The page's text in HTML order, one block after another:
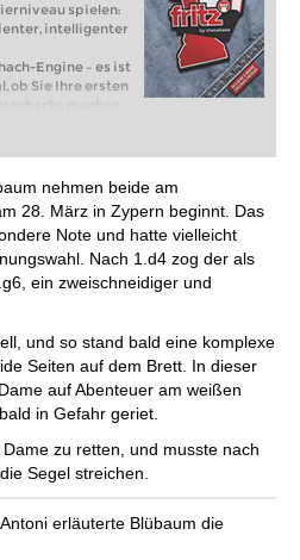
spielen:
intelligenter
Engine – es ist
ob Sie Ihre ersten
machen
spielen: Mit
intelligenter und
nehmen beide am
28. März in Zypern beginnt. Das
Note und hatte vielleicht
Nach 1.d4 zog der als
ein zweischneidiger und
und so stand bald eine komplexe
Seiten auf dem Brett. In dieser
auf Abenteuer am weißen
in Gefahr geriet.
zu retten, und musste nach
Segel streichen.
erläuterte Blübaum die